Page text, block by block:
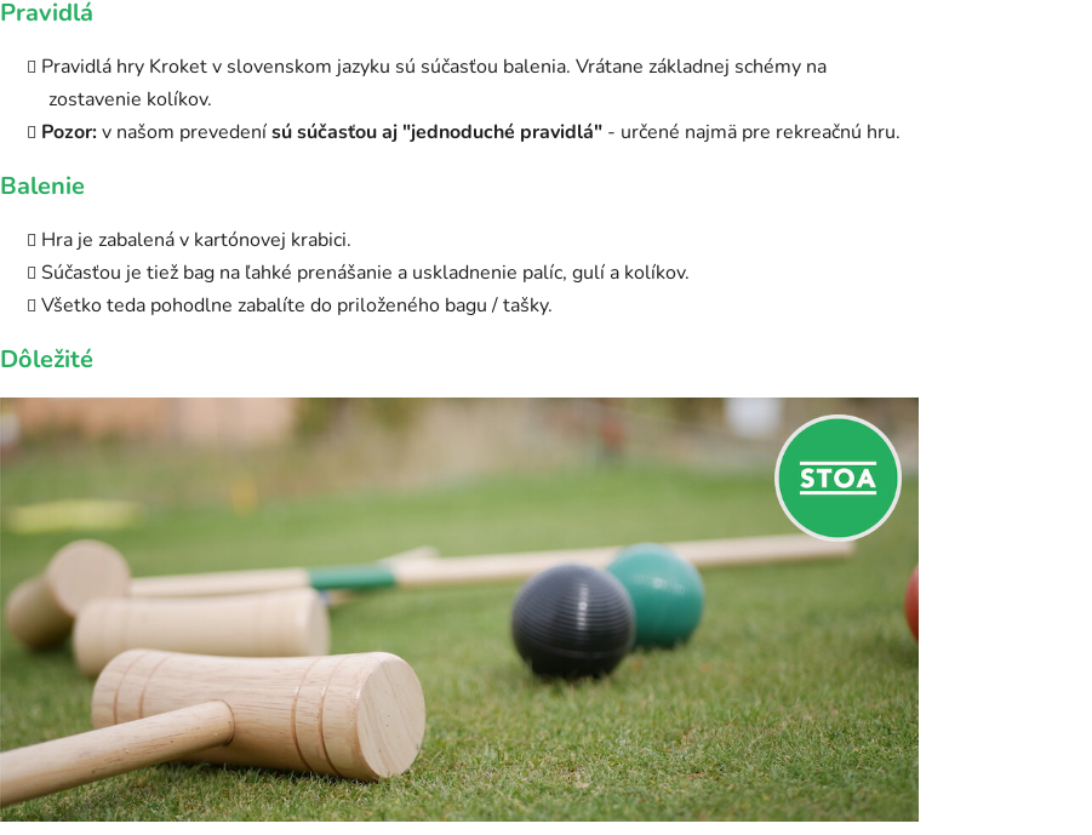
Pravidlá
Pravidlá hry Kroket v slovenskom jazyku sú súčasťou balenia. Vrátane základnej schémy na
zostavenie kolíkov.
Pozor:v našom prevedenísú súčasťou aj "jednoduché pravidlá" - určené najmä pre rekreačnú hru.
Balenie
Hra je zabalená v kartónovej krabici.
Súčasťou je tiež bag na ľahké prenášanie a uskladnenie palíc, gulí a kolíkov.
Všetko teda pohodlne zabalíte do priloženého bagu / tašky.
Dôležité